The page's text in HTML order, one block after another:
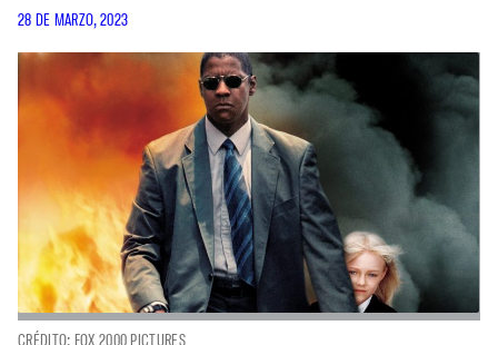
28 DE MARZO, 2023
CRÉDITO: FOX 2000 PICTURES